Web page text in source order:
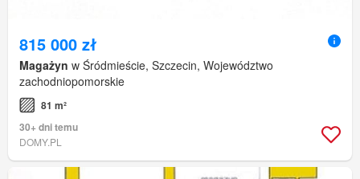
815 000 zł
Magażyn w Śródmieście, Szczecin, Województwo
zachodniopomorskie
81 m²
30+ dni temu
DOMY.PL